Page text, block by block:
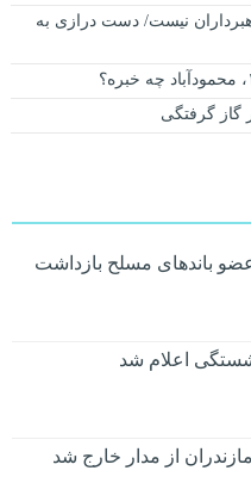
نیست/ دست درازی به
گاز گرفتگی
عامل موساد و ۴ عضو باند‌های مسلح بازداشت
اعلام شد